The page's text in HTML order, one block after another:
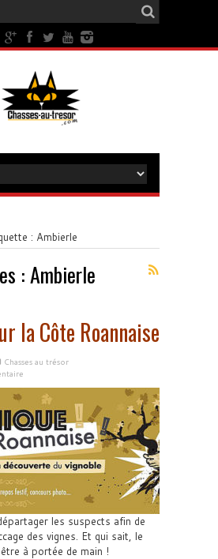
: Ambierle
:Ambierle
la Côte Roannaise
Chasses au trésor
les suspects afin de
des vignes. Et qui sait, le
à portée de main !